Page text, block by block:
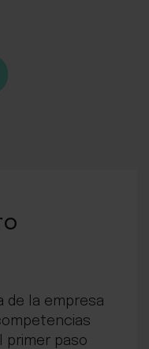
de la empresa
primer paso